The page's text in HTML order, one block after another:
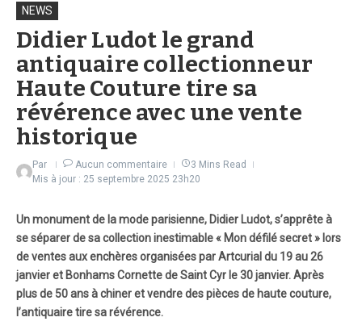
NEWS
Didier Ludot le grand
antiquaire collectionneur
Haute Couture tire sa
révérence avec une vente
historique
Par Aucun commentaire
3 Mins Read
Mis à jour : 25 septembre 2025 23h20
Un monument de la mode parisienne, Didier Ludot, s’apprête à
se séparer de sa collection inestimable « Mon défilé secret » lors
de ventes aux enchères organisées par Artcurial du 19 au 26
janvier et Bonhams Cornette de Saint Cyr le 30 janvier. Après
plus de 50 ans à chiner et vendre des pièces de haute couture,
l’antiquaire tire sa révérence.